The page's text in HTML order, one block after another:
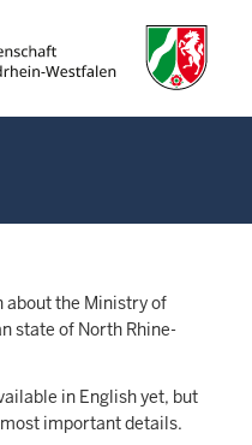
Inhalt
Menu
about the Ministry of
state of North Rhine-
in English yet, but
important details.